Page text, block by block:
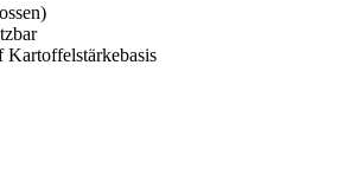
Kartoffelstärkebasis